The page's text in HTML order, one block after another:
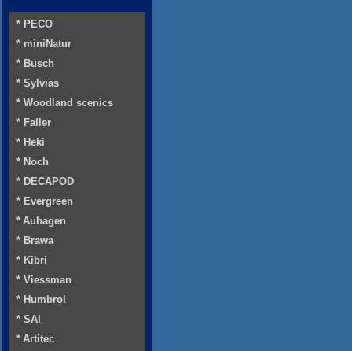
* PECO
* miniNatur
* Busch
* Sylvias
* Woodland scenics
* Faller
* Heki
* Noch
* DECAPOD
* Evergreen
* Auhagen
* Brawa
* Kibri
* Viessman
* Humbrol
* SAI
* Artitec